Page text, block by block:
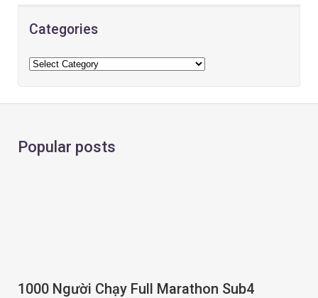
Categories
Popular posts
1000 Người Chạy Full Marathon Sub4